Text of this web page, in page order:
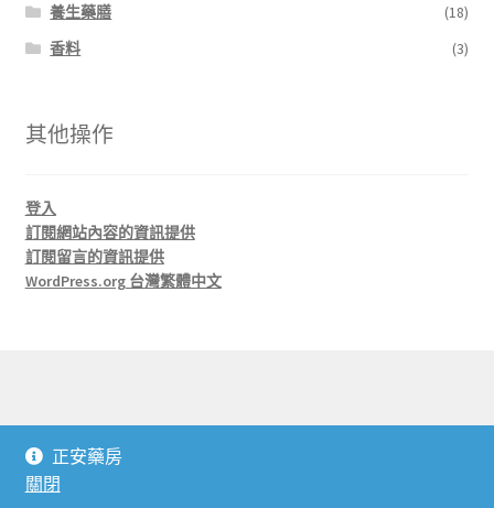
養生藥膳
(18)
香料
(3)
其他操作
登入
訂閱網站內容的資訊提供
訂閱留言的資訊提供
WordPress.org 台灣繁體中文
本站採用 Storefront 及 WooCommerce 建置
正安藥房
關閉